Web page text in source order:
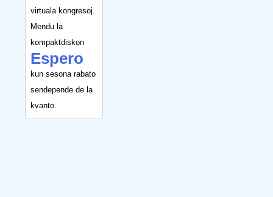
virtuala kongresoj.
Mendu la
kompaktdiskon
Espero
kun sesona rabato
sendepende de la
kvanto.